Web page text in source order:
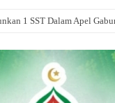
1 SST Dalam Apel